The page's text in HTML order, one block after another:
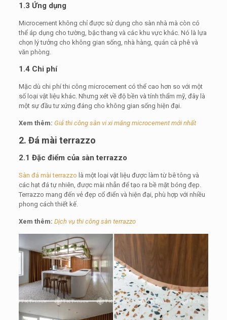
1.3 Ứng dụng
Microcement không chỉ được sử dụng cho sàn nhà mà còn có
thể áp dụng cho tường, bậc thang và các khu vực khác. Nó là lựa
chọn lý tưởng cho không gian sống, nhà hàng, quán cà phê và
văn phòng.
1.4 Chi phí
Mặc dù chi phí thi công microcement có thể cao hơn so với một
số loại vật liệu khác. Nhưng xét về độ bền và tính thẩm mỹ, đây là
một sự đầu tư xứng đáng cho không gian sống hiện đại.
Xem thêm: Giá thi công sàn vi xi măng microcement mới nhất
2. Đá mài terrazzo
2.1 Đặc điểm của sàn terrazzo
Sàn đá mài terrazzo là một loại vật liệu được làm từ bê tông và
các hạt đá tự nhiên, được mài nhẵn để tạo ra bề mặt bóng đẹp.
Terrazzo mang đến vẻ đẹp cổ điển và hiện đại, phù hợp với nhiều
phong cách thiết kế.
Xem thêm: Dịch vụ thi công sàn terrazzo